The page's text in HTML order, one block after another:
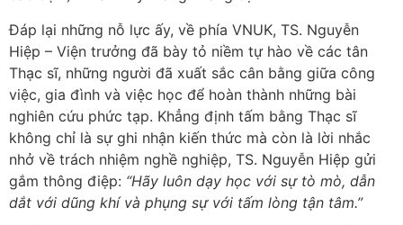
Đáp lại những nỗ lực ấy, về phía VNUK, TS. Nguyễn
Hiệp – Viện trưởng đã bày tỏ niềm tự hào về các tân
Thạc sĩ, những người đã xuất sắc cân bằng giữa công
việc, gia đình và việc học để hoàn thành những bài
nghiên cứu phức tạp. Khẳng định tấm bằng Thạc sĩ
không chỉ là sự ghi nhận kiến thức mà còn là lời nhắc
nhở về trách nhiệm nghề nghiệp, TS. Nguyễn Hiệp gửi
gắm thông điệp: “Hãy luôn dạy học với sự tò mò, dẫn
dắt với dũng khí và phụng sự với tấm lòng tận tâm.”